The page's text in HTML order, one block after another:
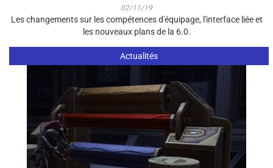
02/11/19
Les changements sur les compétences d'équipage, l'interface liée et
les nouveaux plans de la 6.0.
Actualités